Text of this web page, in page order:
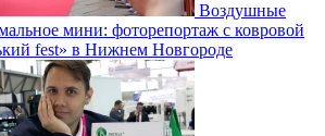
Воздушные
мини: фоторепортаж с ковровой
fest» в Нижнем Новгороде